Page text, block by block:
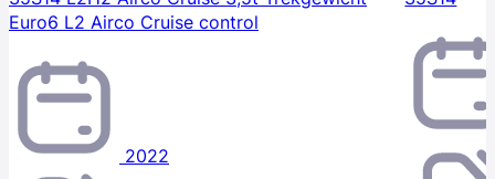
Euro6 L2 Airco Cruise control
2022